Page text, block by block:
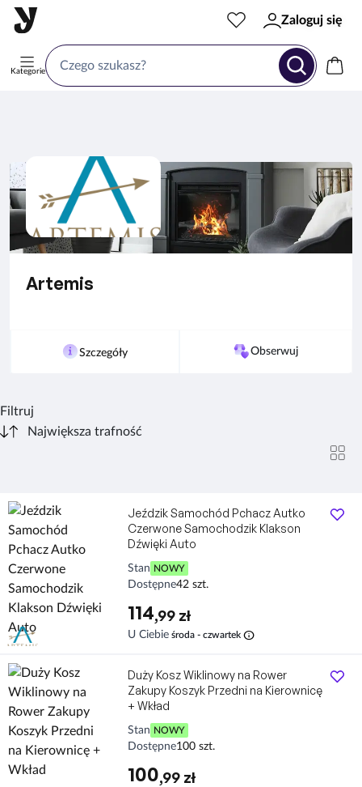
Kategorie
Zaloguj się
Artemis
Szczegóły Obserwuj
Filtruj
Jeździk Samochód Pchacz Autko
Czerwone Samochodzik Klakson
Dźwięki Auto
Stan NOWY
Dostępne42 szt.
114,99 zł
U Ciebie środa - czwartek info
Duży Kosz Wiklinowy na Rower
Zakupy Koszyk Przedni na Kierownicę
+ Wkład
Stan NOWY
Dostępne100 szt.
100,99 zł